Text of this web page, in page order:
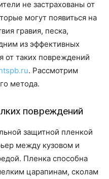
не застрахованы от
могут появиться на
гравия, песка,
из эффективных
от таких повреждений
. Рассмотрим
метода.
повреждений
защитной пленкой
между кузовом и
Пленка способна
царапинам, сколам